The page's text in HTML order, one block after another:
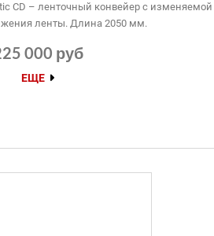
CD – ленточный конвейер с изменяемой
ленты. Длина 2050 мм.
000 руб
ЕЩЕ